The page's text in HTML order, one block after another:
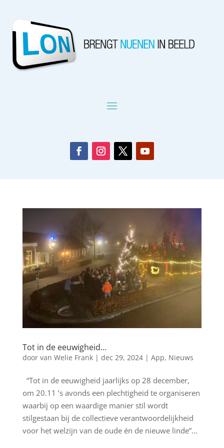
Tot in de eeuwigheid…
door van Welie Frank| dec 29, 2024| App, Nieuws
“Tot in de eeuwigheid jaarlijks op 28 december,
om 20.11 ’s avonds een plechtigheid te organiseren
waarbij op een waardige manier stil wordt
stilgestaan bij de collectieve verantwoordelijkheid
voor het welzijn van de oude én de nieuwe linde”...